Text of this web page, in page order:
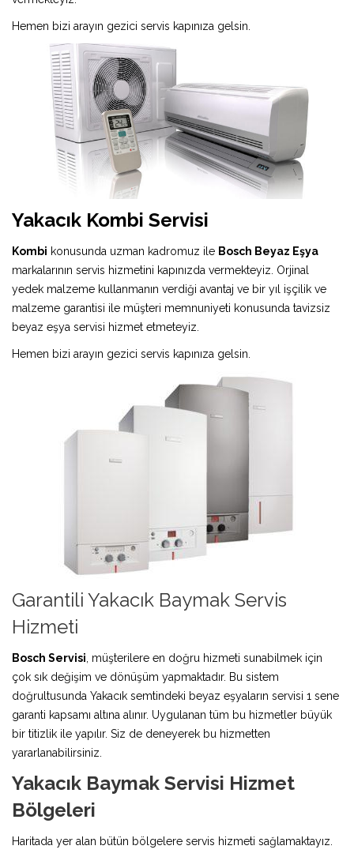
Hemen bizi arayın gezici servis kapınıza gelsin.
Yakacık Kombi Servisi
Kombi konusunda uzman kadromuz ile Bosch Beyaz Eşya
markalarının servis hizmetini kapınızda vermekteyiz. Orjinal
yedek malzeme kullanmanın verdiği avantaj ve bir yıl işçilik ve
malzeme garantisi ile müşteri memnuniyeti konusunda tavizsiz
beyaz eşya servisi hizmet etmeteyiz.
Hemen bizi arayın gezici servis kapınıza gelsin.
Garantili Yakacık Baymak Servis
Hizmeti
Bosch Servisi , müşterilere en doğru hizmeti sunabilmek için
çok sık değişim ve dönüşüm yapmaktadır. Bu sistem
doğrultusunda Yakacık semtindeki beyaz eşyaların servisi 1 sene
garanti kapsamı altına alınır. Uygulanan tüm bu hizmetler büyük
bir titizlik ile yapılır. Siz de deneyerek bu hizmetten
yararlanabilirsiniz.
Yakacık Baymak Servisi Hizmet
Bölgeleri
Haritada yer alan bütün bölgelere servis hizmeti sağlamaktayız.